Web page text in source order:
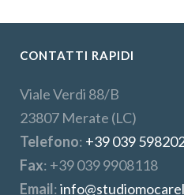
CONTATTI RAPIDI
Viale Verdi 88/B
23807 Merate (LC)
Telefono: +39 039
Fax: +39 039 9908118
Email: